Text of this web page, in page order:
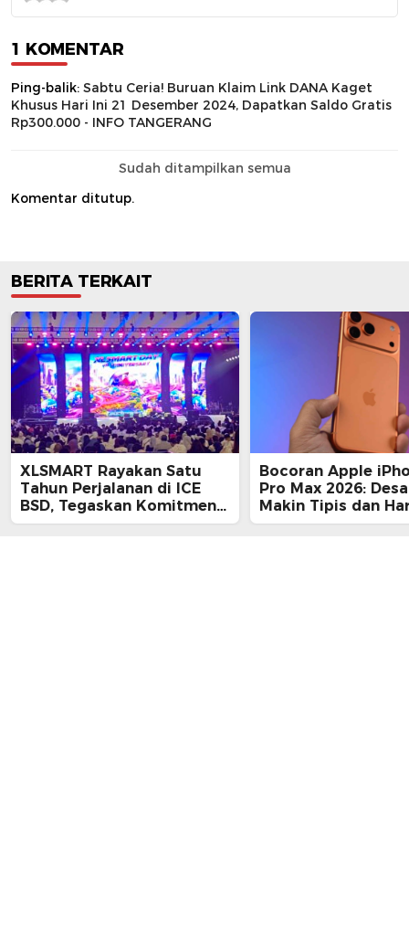
1 KOMENTAR
Ping-balik: Sabtu Ceria! Buruan Klaim Link DANA Kaget
Khusus Hari Ini 21 Desember 2024, Dapatkan Saldo Gratis
Rp300.000 - INFO TANGERANG
Sudah ditampilkan semua
Komentar ditutup.
BERITA TERKAIT
XLSMART Rayakan Satu
Tahun Perjalanan di ICE
BSD, Tegaskan Komitmen
Perkuat Jaringan dan
Bocoran Apple
Pro Max 2026:
Makin Tipis dan
Tembus Rp25 Juta